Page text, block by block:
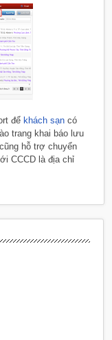
để khách sạncó
trang khai báo lưu
hỗ trợ chuyển
CCCD là địa chỉ